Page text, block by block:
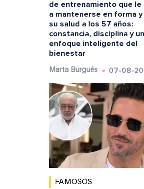
de entrenamiento que le
a mantenerse en forma
su salud a los 57 años:
constancia, disciplina y un
enfoque inteligente del
bienestar
Marta Burgués 07-08-
FAMOSOS